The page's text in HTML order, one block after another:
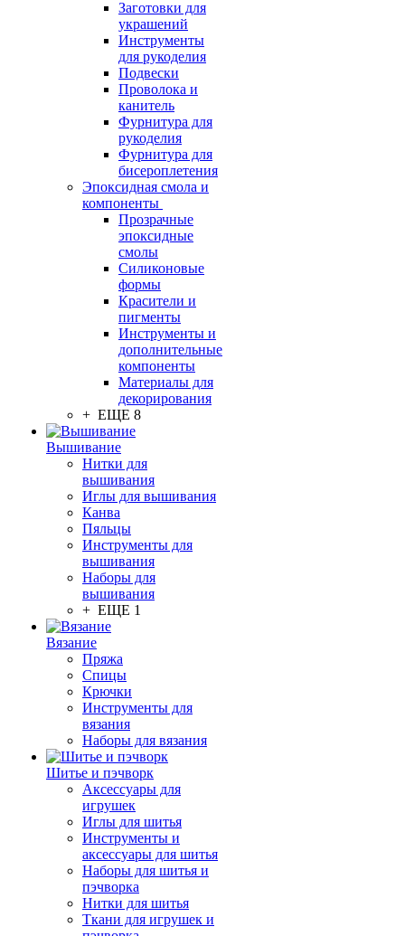
Заготовки для
украшений
Инструменты
для рукоделия
Подвески
Проволока и
канитель
Фурнитура для
рукоделия
Фурнитура для
бисероплетения
Эпоксидная смола и
компоненты
Прозрачные
эпоксидные
смолы
Силиконовые
формы
Красители и
пигменты
Инструменты и
дополнительные
компоненты
Материалы для
декорирования
+ ЕЩЕ 8
Вышивание
Нитки для
вышивания
Иглы для вышивания
Канва
Пяльцы
Инструменты для
вышивания
Наборы для
вышивания
+ ЕЩЕ 1
Вязание
Пряжа
Спицы
Крючки
Инструменты для
вязания
Наборы для вязания
Шитье и пэчворк
Аксессуары для
игрушек
Иглы для шитья
Инструменты и
аксессуары для шитья
Наборы для шитья и
пэчворка
Нитки для шитья
Ткани для игрушек и